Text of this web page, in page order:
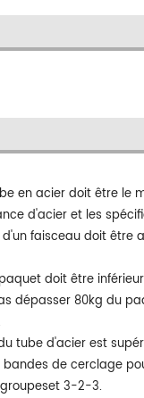
en acier doit être le
d'acier et les
faisceau doit être
doit être
dépasser 80kg du
tube d'acier est
bandes de cerclage
3-2-3.